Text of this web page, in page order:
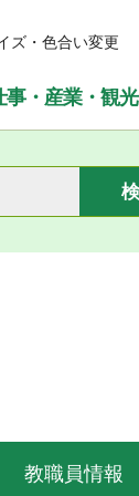
ズ・色合い変更
事・産業・観光
教職員情報